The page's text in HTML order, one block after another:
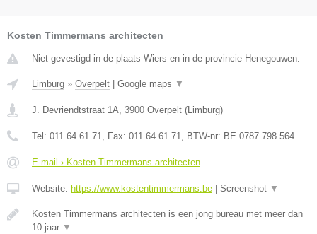
Kosten Timmermans architecten
Niet gevestigd in de plaats Wiers en in de provincie Henegouwen.
Limburg » Overpelt Google maps ▼
J. Devriendtstraat 1A, 3900 Overpelt (Limburg)
Tel: 011 64 61 71, Fax: 011 64 61 71, BTW-nr: BE 0787 798 564
E-mail › Kosten Timmermans architecten
Website: https://www.kostentimmermans.be Screenshot ▼
Kosten Timmermans architecten is een jong bureau met meer dan
10 jaar ▼